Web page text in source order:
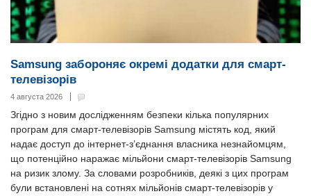
Samsung забороняє окремі додатки для смарт-
телевізорів
4 августа 2026
Згідно з новим дослідженням безпеки кілька популярних
програм для смарт-телевізорів Samsung містять код, який
надає доступ до інтернет-з’єднання власника незнайомцям,
що потенційно наражає мільйони смарт-телевізорів Samsung
на ризик злому. За словами розробників, деякі з цих програм
були встановлені на сотнях мільйонів смарт-телевізорів у